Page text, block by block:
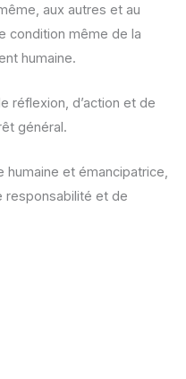
aux autres et au
condition même de la
humaine.
réflexion, d’action et de
général.
et émancipatrice,
responsabilité et de